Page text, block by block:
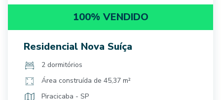
100% VENDIDO
Residencial Nova Suíça
2 dormitórios
Área construída de 45,37 m²
Piracicaba - SP